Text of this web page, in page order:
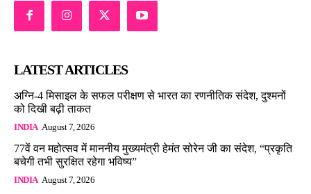
LATEST ARTICLES
अग्नि-4 मिसाइल के सफल परीक्षण से भारत का रणनीतिक संदेश, दुश्मनों
को दिखी बढ़ी ताकत
INDIA August 7, 2026
77वें वन महोत्सव में माननीय मुख्यमंत्री हेमंत सोरेन जी का संदेश, “प्रकृति
बचेगी तभी सुरक्षित रहेगा भविष्य”
INDIA August 7, 2026